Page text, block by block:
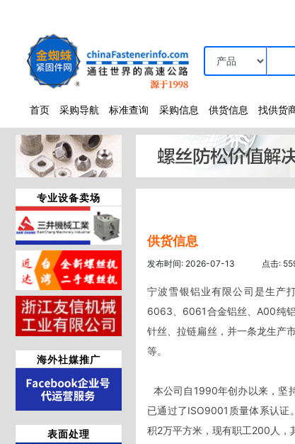
首页 采购导航 标准查询 采购信息 供货信息 找供货
专业设备卖场
海外社媒推广
表面处理
供货信息
发布时间: 2026-07-13 点击:
宁波雪银铝业有限公司是生产
6063、6061合金铝丝、A00纯
针丝、拉链扁丝，并一条龙生产
等。
已通过了ISO9001质量体系认
积2万平方米，现有职工200人，